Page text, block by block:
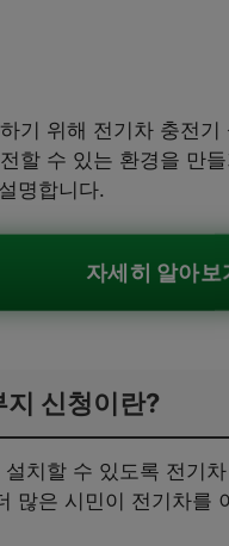
기 위해 전기차 충전
할 수 있는 환경을 만
명합니다.
자세히 알아보
지 신청이란?
치할 수 있도록 전기
많은 시민이 전기차를